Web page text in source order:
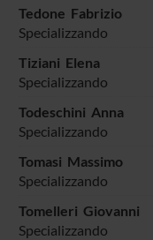
Tedone Fabrizio
Specializzando
Tiziani Elena
Specializzando
Todeschini Anna
Specializzando
Tomasi Massimo
Specializzando
Tomelleri Giovanni
Specializzando